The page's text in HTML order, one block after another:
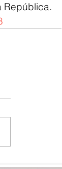
República.